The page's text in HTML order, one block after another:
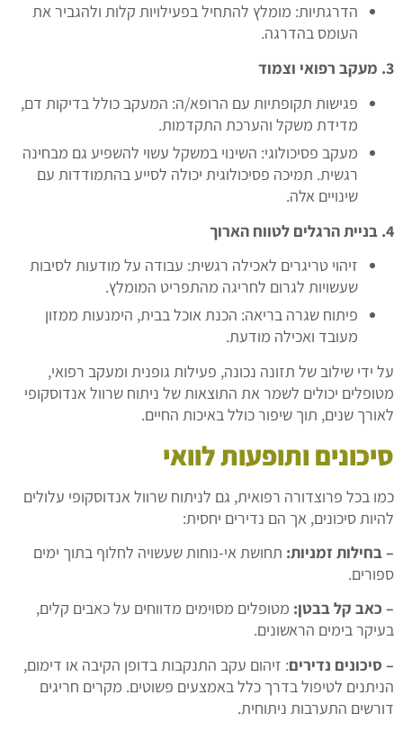
הדרגתיות: מומלץ להתחיל בפעילויות קלות ולהגביר את
העומס בהדרגה.
3. מעקב רפואי וצמוד
פגישות תקופתיות עם הרופא/ה: המעקב כולל בדיקות דם,
מדידת משקל והערכת התקדמות.
מעקב פסיכולוגי: השינוי במשקל עשוי להשפיע גם מבחינה
רגשית. תמיכה פסיכולוגית יכולה לסייע בהתמודדות עם
שינויים אלה.
4. בניית הרגלים לטווח הארוך
זיהוי טריגרים לאכילה רגשית: עבודה על מודעות לסיבות
שעשויות לגרום לחריגה מהתפריט המומלץ.
פיתוח שגרה בריאה: הכנת אוכל בבית, הימנעות ממזון
מעובד ואכילה מודעת.
על ידי שילוב של תזונה נכונה, פעילות גופנית ומעקב רפואי,
מטופלים יכולים לשמר את התוצאות של ניתוח שרוול אנדוסקופי
לאורך שנים, תוך שיפור כולל באיכות החיים.
סיכונים ותופעות לוואי
כמו בכל פרוצדורה רפואית, גם לניתוח שרוול אנדוסקופי עלולים
להיות סיכונים, אך הם נדירים יחסית:
–בחילות זמניות: תחושת אי-נוחות שעשויה לחלוף בתוך ימים
ספורים.
– כאב קל בבטן: מטופלים מסוימים מדווחים על כאבים קלים,
בעיקר בימים הראשונים.
– סיכונים נדירים: זיהום עקב התנקבות בדופן הקיבה או דימום,
הניתנים לטיפול בדרך כלל באמצעים פשוטים. מקרים חריגים
דורשים התערבות ניתוחית.